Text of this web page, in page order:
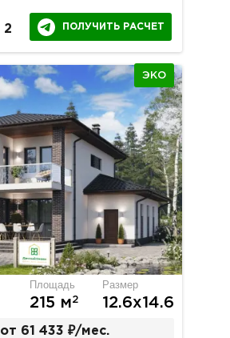
2 ПОЛУЧИТЬ РАСЧЕТ
ЭКО
Площадь
215 м2
Размер
12.6х14.6
от 61 433 ₽/мес.